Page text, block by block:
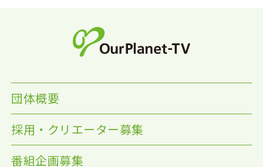
団体概要
採用・クリエーター募集
番組企画募集